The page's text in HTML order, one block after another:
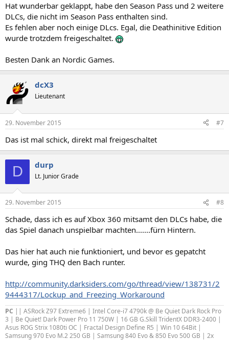
Hat wunderbar geklappt, habe den Season Pass und 2 weitere
DLCs, die nicht im Season Pass enthalten sind.
Es fehlen aber noch einige DLcs. Egal, die Deathinitive Edition
wurde trotzdem freigeschaltet.
Besten Dank an Nordic Games.
dcX3
Lieutenant
29. November 2015 #7
Das ist mal schick, direkt mal freigeschaltet
D durp
Lt. Junior Grade
29. November 2015 #8
Schade, dass ich es auf Xbox 360 mitsamt den DLCs habe, die
das Spiel danach unspielbar machten.......fürn Hintern.
Das hier hat auch nie funktioniert, und bevor es gepatcht
wurde, ging THQ den Bach runter.
http://community.darksiders.com/go/thread/view/138731/2
9444317/Lockup_and_Freezing_Workaround
PC || ASRock Z97 Extreme6 | Intel Core-i7 4790k @ Be Quiet Dark Rock Pro
3 | Be Quiet! Dark Power Pro 11 750W | 16 GB G.Skill TridentX DDR3-2400 |
Asus ROG Strix 1080ti OC | Fractal Design Define R5 | Win 10 64Bit |
Samsung 970 Evo M.2 250 GB | Samsung 840 Evo & 850 Evo 500 GB | 2x